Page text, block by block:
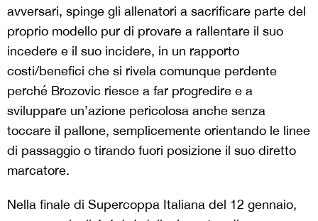
avversari, spinge gli allenatori a sacrificare parte del
proprio modello pur di provare a rallentare il suo
incedere e il suo incidere, in un rapporto
costi/benefici che si rivela comunque perdente
perché Brozovic riesce a far progredire e a
sviluppare un’azione pericolosa anche senza
toccare il pallone, semplicemente orientando le linee
di passaggio o tirando fuori posizione il suo diretto
marcatore.
Nella finale di Supercoppa Italiana del 12 gennaio,